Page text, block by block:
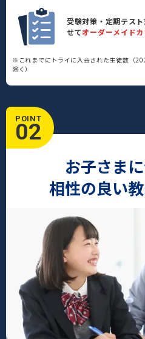
受験対策・定期テス
せてオーダーメイド
※これまでにトライに入会された生徒数（
除く）
POINT
02
お子さま
相性の良い